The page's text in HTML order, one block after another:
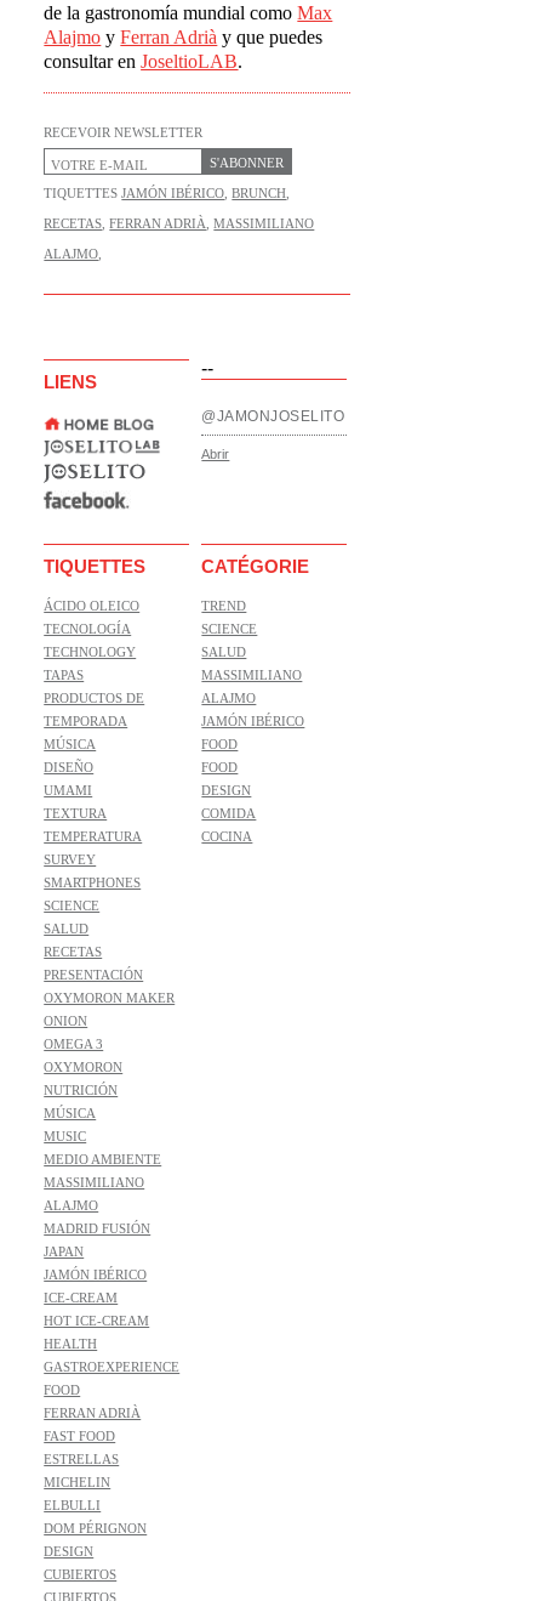
de la gastronomía mundial comoMax
Alajmo yFerran Adrià y que puedes
consultar enJoseltioLAB.
RECEVOIR NEWSLETTER
S'ABONNER
TIQUETTESJAMÓN IBÉRICO ,BRUNCH
RECETAS ,FERRAN ADRIÀ ,MASSIMILIANO
ALAJMO
--
LIENS
@JAMONJOSELITO
Abrir
TIQUETTES
ÁCIDO OLEICO
TECNOLOGÍA
TECHNOLOGY
TAPAS
PRODUCTOS DE
TEMPORADA
MÚSICA
DISEÑO
UMAMI
TEXTURA
TEMPERATURA
SURVEY
SMARTPHONES
SCIENCE
SALUD
RECETAS
PRESENTACIÓN
OXYMORON MAKER
ONION
OMEGA 3
OXYMORON
NUTRICIÓN
MÚSICA
MUSIC
MEDIO AMBIENTE
MASSIMILIANO
ALAJMO
MADRID FUSIÓN
JAPAN
JAMÓN IBÉRICO
ICE-CREAM
HOT ICE-CREAM
HEALTH
GASTROEXPERIENCE
FOOD
FERRAN ADRIÀ
FAST FOOD
ESTRELLAS
MICHELIN
ELBULLI
DOM PÉRIGNON
DESIGN
CUBIERTOS
CUBIERTOS
CATÉGORIE
TREND
SCIENCE
SALUD
MASSIMILIANO
ALAJMO
JAMÓN IBÉRICO
FOOD
FOOD
DESIGN
COMIDA
COCINA